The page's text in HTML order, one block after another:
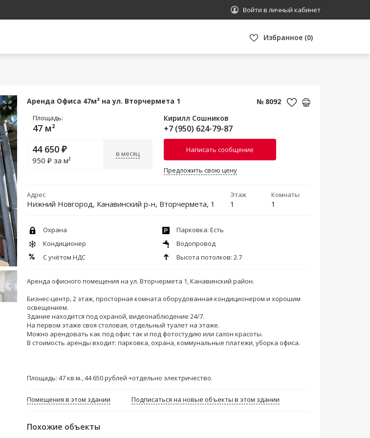
Войти в личный кабинет
Избранное (0)
Аренда Офиса 47м² на ул. Вторчермета 1 № 8092
Площадь:
47 м²
44 650 ₽
950 ₽ за м²
в месяц
Кирилл Сошников
+7 (950) 624-79-87
Написать сообщение
Предложить свою цену
Адрес
Нижний Новгород, Канавинский р-н, Вторчермета, 1
Этаж
1
Комнаты
1
Охрана
Парковка: Есть
Кондиционер
Водопровод
С учётом НДС
Высота потолков: 2.7
Аренда офисного помещения на ул. Вторчермета 1, Канавинский район.
Бизнес-центр, 2 этаж, просторная комната оборудованная кондиционером и хорошим
освещением.
Здание находится под охраной, видеонаблюдение 24/7.
На первом этаже своя столовая, отдельный туалет на этаже.
Можно арендовать как под офис так и под фотостудию или салон красоты.
В стоимость аренды входит: пapкoвка, oxpанa, коммунальные платежи, убоpкa офиса.
Площадь: 47 кв.м., 44 650 рублей +отдельно электричество.
Помещения в этом здании Подписаться на новые объекты в этом здании
Похожие объекты